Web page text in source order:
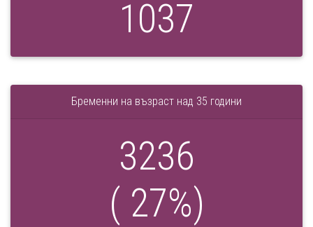
1037
Бременни на възраст над 35 години
3236
( 27%)